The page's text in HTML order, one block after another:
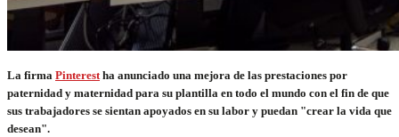
La firma Pinterestha anunciado una mejora de las prestaciones por
paternidad y maternidad para su plantilla en todo el mundo con el fin de que
sus trabajadores se sientan apoyados en su labor y puedan "crear la vida que
desean".